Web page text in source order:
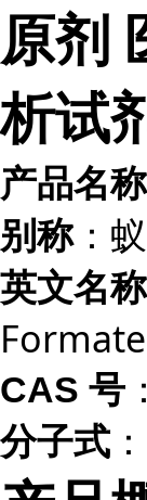
原剂
析试
产品名称
别称：
英文名称
Formate
CAS 号
分子式